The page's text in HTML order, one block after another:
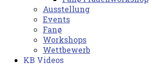
Ausstellung
Events
Fanø
Workshops
Wettbewerb
KB Videos